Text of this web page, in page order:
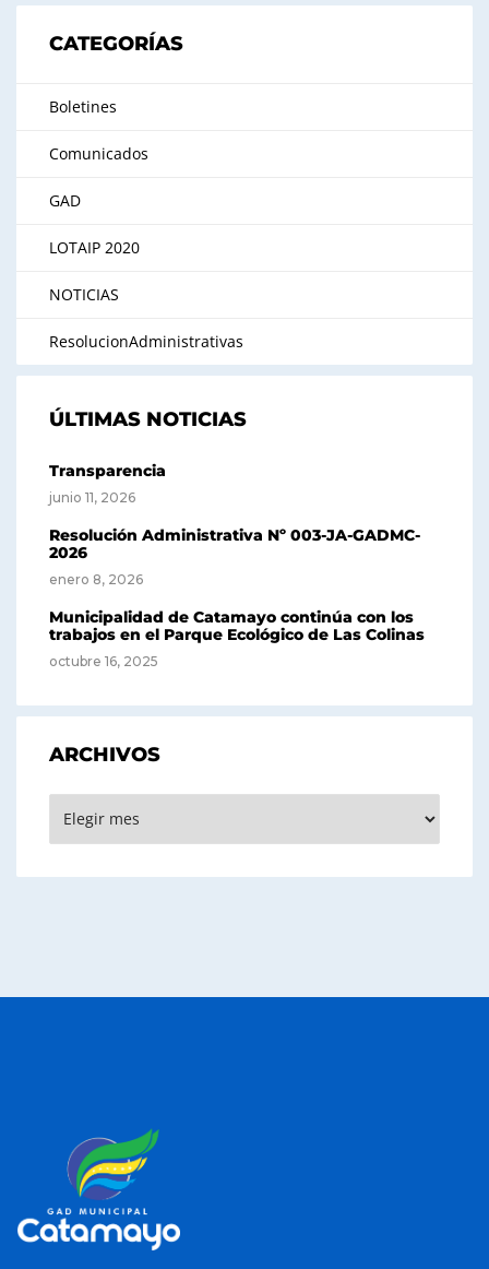
CATEGORÍAS
Boletines
Comunicados
GAD
LOTAIP 2020
NOTICIAS
ResolucionAdministrativas
ÚLTIMAS NOTICIAS
Transparencia
junio 11, 2026
Resolución Administrativa Nº 003-JA-GADMC-
2026
enero 8, 2026
Municipalidad de Catamayo continúa con los
trabajos en el Parque Ecológico de Las Colinas
octubre 16, 2025
ARCHIVOS